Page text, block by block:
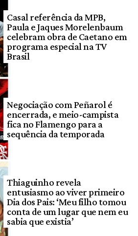
Casal referência da MPB,
Paula e Jaques Morelenbaum
celebram obra de Caetano em
programa especial na TV
Brasil
Negociação com Peñarol é
encerrada, e meio-campista
fica no Flamengo para a
sequência da temporada
Thiaguinho revela
entusiasmo ao viver primeiro
Dia dos Pais: ‘Meu filho tomou
conta de um lugar que nem eu
sabia que existia’